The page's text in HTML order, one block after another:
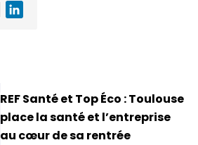
REF Santé et Top Éco : Toulouse
place la santé et l’entreprise
au cœur de sa rentrée